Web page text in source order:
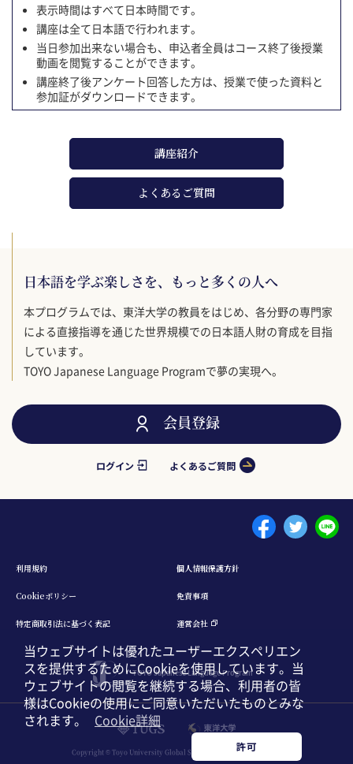
English 中文簡体
表示時間はすべて日本時間です。
講座は全て日本語で行われます。
当日参加出来ない場合も、申込者全員はコース終了後授業
動画を閲覧することができます。
講座終了後アンケート回答した方は、授業で使った資料と
参加証がダウンロードできます。
講座紹介
よくあるご質問
日本語を学ぶ楽しさを、もっと多くの人へ
本プログラムでは、東洋大学の教員をはじめ、各分野の専門家
による直接指導を通じた世界規模での日本語人財の育成を目指
しています。
TOYO Japanese Language Programで夢の実現へ。
会員登録
ログイン よくあるご質問
TOYO Japanese Language Program
Menu footer 1
利⽤規約 個⼈情報保護⽅針
Cookieポリシー 免責事項
特定商取引法に基づく表記 運営会社
Copyright © Toyo University Global Service. All Rights Reserved.
当ウェブサイトは優れたユーザーエクスペリエン
スを提供するためにCookieを使用しています。当
ウェブサイトの閲覧を継続する場合、利用者の皆
様はCookieの使用にご同意いただいたものとみな
されます。
Cookie詳細
許可